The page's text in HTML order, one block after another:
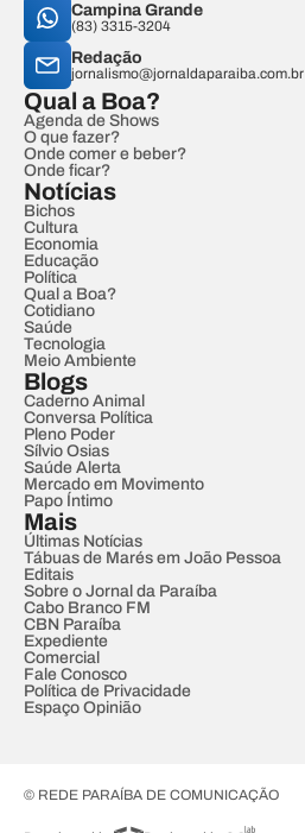
Campina Grande
(83) 3315-3204
Redação
jornalismo@jornaldaparaiba.com.br
Qual a Boa?
Agenda de Shows
O que fazer?
Onde comer e beber?
Onde ficar?
Notícias
Bichos
Cultura
Economia
Educação
Política
Qual a Boa?
Cotidiano
Saúde
Tecnologia
Meio Ambiente
Blogs
Caderno Animal
Conversa Política
Pleno Poder
Sílvio Osias
Saúde Alerta
Mercado em Movimento
Papo Íntimo
Mais
Últimas Notícias
Tábuas de Marés em João Pessoa
Editais
Sobre o Jornal da Paraíba
Cabo Branco FM
CBN Paraíba
Expediente
Comercial
Fale Conosco
Política de Privacidade
Espaço Opinião
© REDE PARAÍBA DE COMUNICAÇÃO